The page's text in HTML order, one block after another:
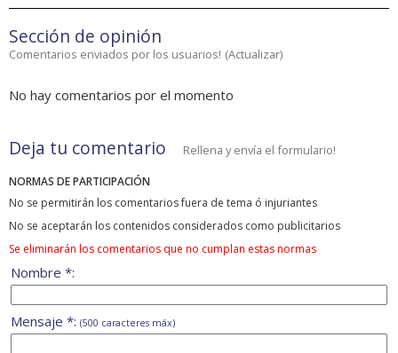
Sección de opinión
Comentarios enviados por los usuarios! (Actualizar)
No hay comentarios por el momento
Deja tu comentario Rellena y envía el formulario!
NORMAS DE PARTICIPACIÓN
No se permitirán los comentarios fuera de tema ó injuriantes
No se aceptarán los contenidos considerados como publicitarios
Se eliminarán los comentarios que no cumplan estas normas
Nombre *:
Mensaje *: (500 caracteres máx)